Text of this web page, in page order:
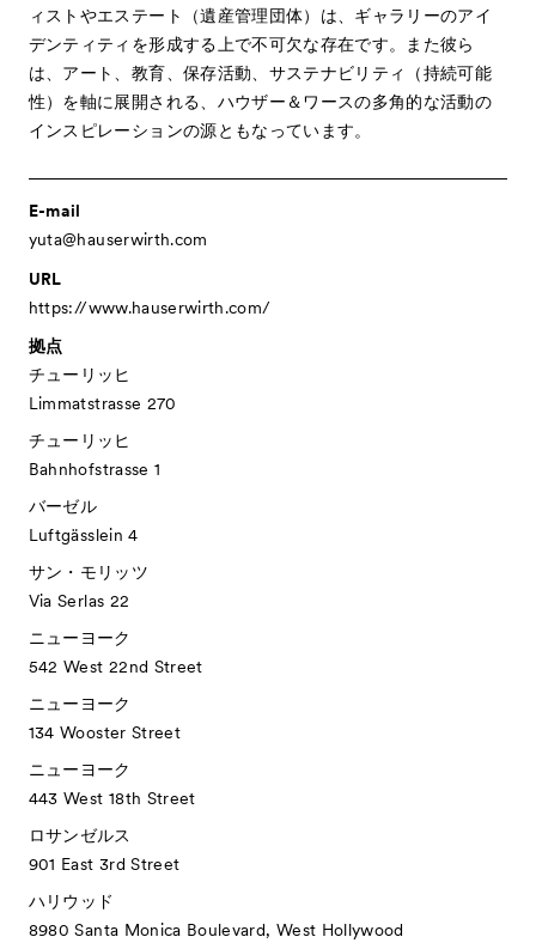
VIP
ィストやエステート（遺産管理団体）は、ギャラリーのアイ
デンティティを形成する上で不可欠な存在です。また彼ら
は、アート、教育、保存活動、サステナビリティ（持続可能
性）を軸に展開される、ハウザー＆ワースの多角的な活動の
インスピレーションの源ともなっています。
E-mail
yuta@hauserwirth.com
URL
https://www.hauserwirth.com/
拠点
チューリッヒ
Limmatstrasse 270
チューリッヒ
Bahnhofstrasse 1
バーゼル
Luftgässlein 4
サン・モリッツ
Via Serlas 22
ニューヨーク
542 West 22nd Street
ニューヨーク
134 Wooster Street
ニューヨーク
443 West 18th Street
ロサンゼルス
901 East 3rd Street
ハリウッド
8980 Santa Monica Boulevard, West Hollywood